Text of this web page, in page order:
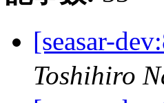
[seasar-
Toshihiro